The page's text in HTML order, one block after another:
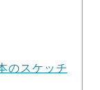
のスケッチ